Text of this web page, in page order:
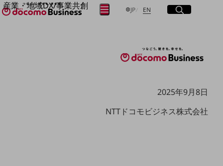
産業・地域DX/事業共創
OPEN HUB for Plural Futures
産業・地域DXプラットフォーマーとして
JP日本語
EN Englishサイト内検索
開く
メニュー
開く
2025年9月8日
NTTドコモビジネス株式会社